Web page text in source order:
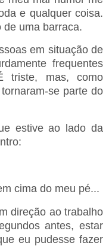
e qualquer coisa.
de uma barraca.
em situação de
frequentes
triste, mas, como
se parte do
estive ao lado da
cima do meu pé...
direção ao trabalho
antes, estar
eu pudesse fazer